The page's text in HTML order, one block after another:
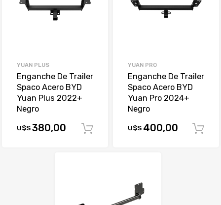
YUAN PLUS
Enganche De Trailer
Spaco Acero BYD
Yuan Plus 2022+
Negro
U$S380,00 Comprar
YUAN PRO
Enganche De Trailer
Spaco Acero BYD
Yuan Pro 2024+
Negro
U$S 400,00